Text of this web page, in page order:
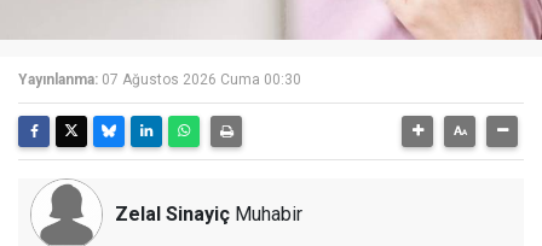
Yayınlanma: 07 Ağustos 2026 Cuma 00:30
Zelal Sinayiç Muhabir